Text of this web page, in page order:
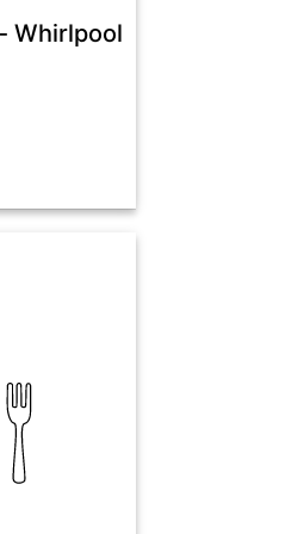
Whirlpool MWP304M